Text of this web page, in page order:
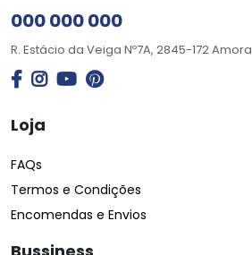
000 000 000
R. Estácio da Veiga Nº7A, 2845-172 Amora
Loja
FAQs
Termos e Condições
Encomendas e Envios